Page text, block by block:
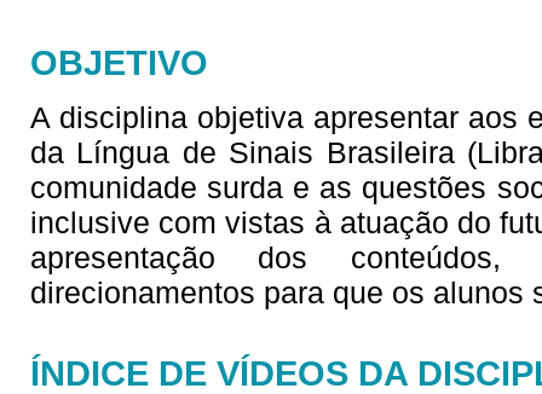
OBJETIVO
A disciplina objetiva apresentar aos
da Língua de Sinais Brasileira
comunidade surda e as questões
inclusive com vistas à atuação do
apresentação dos
direcionamentos para que os alunos
ÍNDICE DE VÍDEOS DA